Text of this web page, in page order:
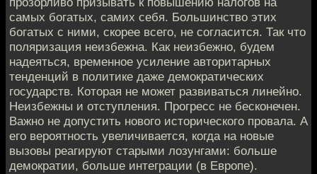
самых богатых, самих себя. Большинство этих
богатых с ними, скорее всего, не согласится. Так что
поляризация неизбежна. Как неизбежно, будем
надеяться, временное усиление авторитарных
тенденций в политике даже демократических
государств. Которая не может развиваться линейно.
Неизбежны и отступления. Прогресс не бесконечен.
Важно не допустить нового исторического провала. А
его вероятность увеличивается, когда на новые
вызовы реагируют старыми лозунгами: больше
демократии, больше интеграции (в Европе).